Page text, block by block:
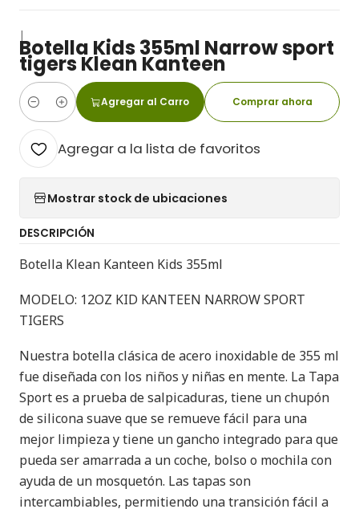
|Botella Kids 355ml Narrow sport
tigers Klean Kanteen
Cantidad
Agregar al Carro Comprar ahora
Agregar a la lista de favoritos
Mostrar stock de ubicaciones
DESCRIPCIÓN
Botella Klean Kanteen Kids 355ml
MODELO: 12OZ KID KANTEEN NARROW SPORT
TIGERS
Nuestra botella clásica de acero inoxidable de 355 ml
fue diseñada con los niños y niñas en mente. La Tapa
Sport es a prueba de salpicaduras, tiene un chupón
de silicona suave que se remueve fácil para una
mejor limpieza y tiene un gancho integrado para que
pueda ser amarrada a un coche, bolso o mochila con
ayuda de un mosquetón. Las tapas son
intercambiables, permitiendo una transición fácil a